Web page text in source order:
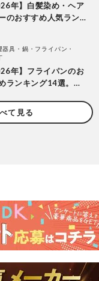
年】白髪染め・ヘア
のおすすめ人気ラン
器具・鍋・フライパン・
年】フライパンのお
ランキング14選。
して徹底比較
て見る